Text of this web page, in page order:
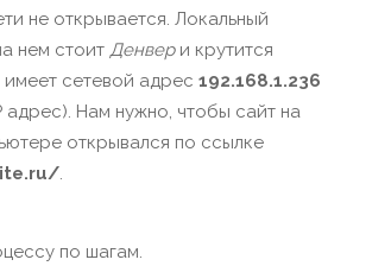
не открывается. Локальный
нем стоит Денвери крутится
имеет сетевой адрес 192.168.1.236
адрес). Нам нужно, чтобы сайт на
открывался по ссылке
.
по шагам.